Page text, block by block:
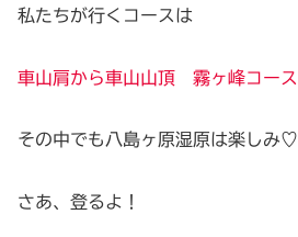
私たちが行くコースは
車山肩から車山山頂 霧ヶ峰コース
その中でも八島ヶ原湿原は楽しみ♡
さあ、登るよ！